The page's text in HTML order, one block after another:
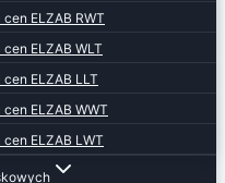
ELZAB RWT
ELZAB WLT
ELZAB LLT
ELZAB WWT
ELZAB LWT